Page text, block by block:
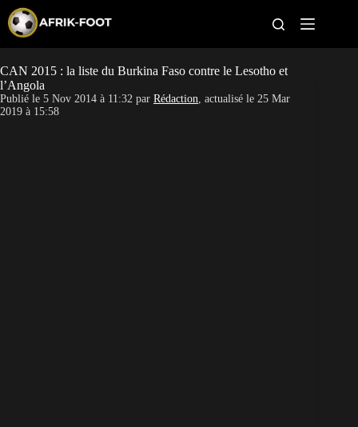
p
o
c
o
CAN féminine
CAN 2015 : la liste du Burkina Faso contre le Lesotho et
l’Angola
Publié le 5 Nov 2014 à 11:32 par Rédaction, actualisé le 25 Mar
2019 à 15:58